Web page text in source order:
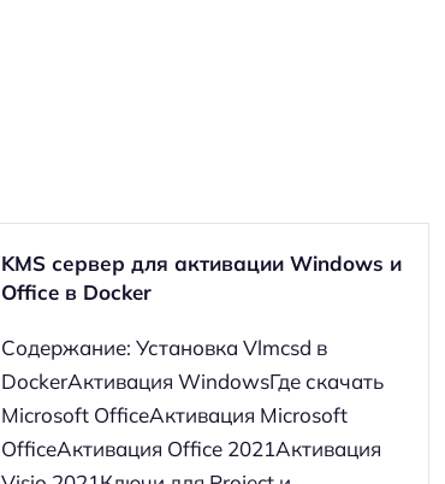
KMS сервер для активации Windows и
Office в Docker
Содержание: Установка Vlmcsd в
DockerАктивация WindowsГде скачать
Microsoft OfficeАктивация Microsoft
OfficeАктивация Office 2021Активация